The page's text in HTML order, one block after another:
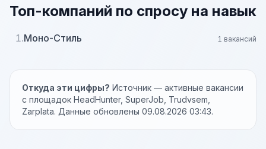
Топ-компаний по спросу на навык
1.Моно-Стиль 1 вакансий
Откуда эти цифры? Источник — активные вакансии
с площадок HeadHunter, SuperJob, Trudvsem,
Zarplata. Данные обновлены 09.08.2026 03:43.